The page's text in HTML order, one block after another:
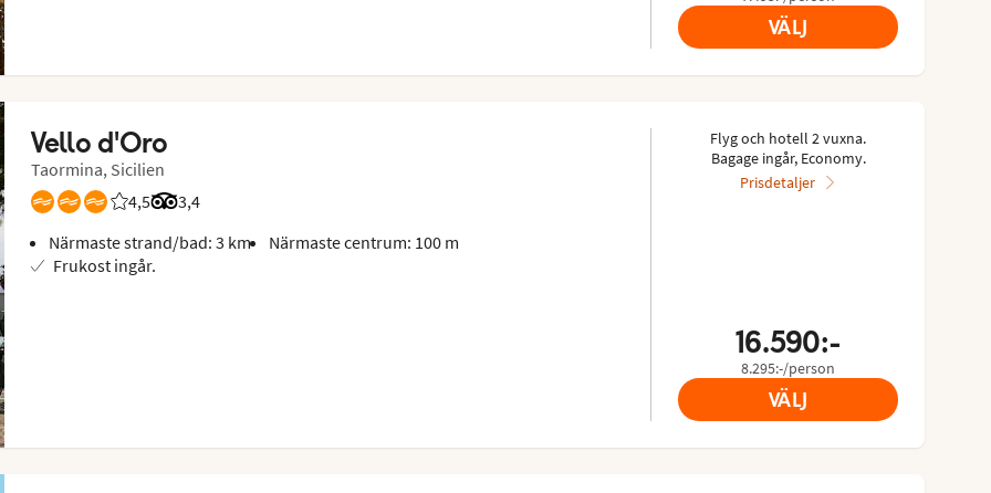
VÄLJ
Vello d'Oro
Taormina, Sicilien
4,5
Betyg från Vings gäster: 4.5/5
3,4
Betyg från Tripadvisor: 3.4 of 5
Närmaste strand/bad: 3 km
Närmaste centrum: 100 m
Frukost ingår.
Flyg och hotell 2 vuxna.
Bagage ingår, Economy.
Prisdetaljer
16.590:-
8.295:-/person
VÄLJ